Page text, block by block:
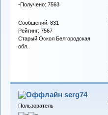
-Получено: 7563
Сообщений: 831
Рейтинг: 7567
Старый Оскол Белгородская
обл.
serg74
Пользователь